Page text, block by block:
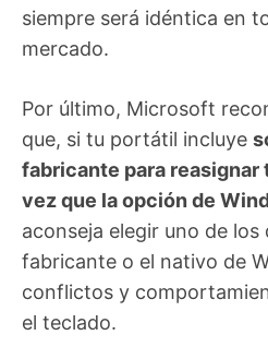
siempre será idéntica en
mercado.
Por último, Microsoft
que, si tu portátil incluye
fabricante para reasignar
vez que la opción de
aconseja elegir uno de
fabricante o el nativo de
conflictos y
el teclado.